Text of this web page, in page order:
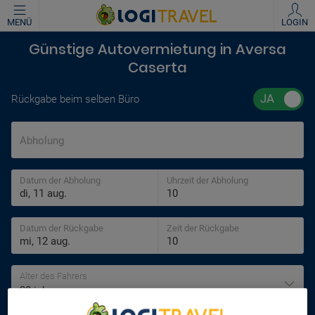
MENÜ LOGIN
Günstige Autovermietung in Aversa
Caserta
Rückgabe beim selben Büro
Abholung
Datum der Abholung Uhrzeit der Abholung
Datum der Rückgabe Zeit der Rückgabe
Alter des Fahrers
30 jahre